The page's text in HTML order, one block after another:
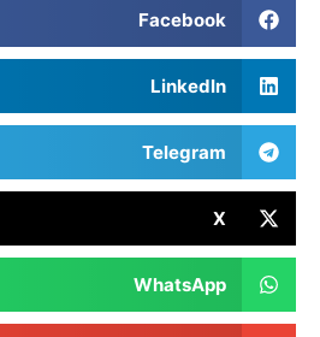
Facebook
LinkedIn
Telegram
X
WhatsApp